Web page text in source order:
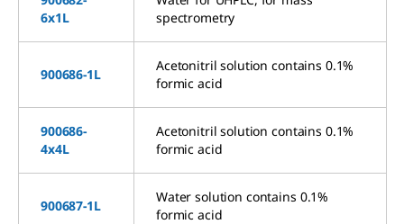
6x1L
spectrometry
900686-1L
Acetonitril solution contains 0.1%
formic acid
900686-
4x4L
Acetonitril solution contains 0.1%
formic acid
900687-1L
Water solution contains 0.1%
formic acid